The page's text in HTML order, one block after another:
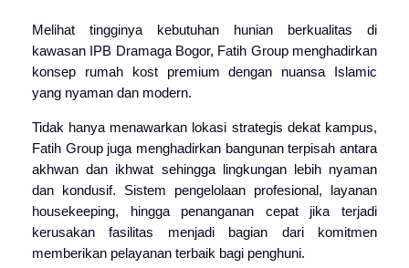
Melihat tingginya kebutuhan hunian berkualitas di
kawasan IPB Dramaga Bogor, Fatih Group menghadirkan
konsep rumah kost premium dengan nuansa Islamic
yang nyaman dan modern.
Tidak hanya menawarkan lokasi strategis dekat kampus,
Fatih Group juga menghadirkan bangunan terpisah antara
akhwan dan ikhwat sehingga lingkungan lebih nyaman
dan kondusif. Sistem pengelolaan profesional, layanan
housekeeping, hingga penanganan cepat jika terjadi
kerusakan fasilitas menjadi bagian dari komitmen
memberikan pelayanan terbaik bagi penghuni.